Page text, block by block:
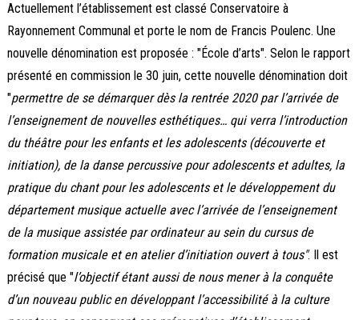
Actuellement l’établissement est classé Conservatoire à
Rayonnement Communal et porte le nom de Francis Poulenc. Une
nouvelle dénomination est proposée : "École d’arts". Selon le rapport
présenté en commission le 30 juin, cette nouvelle dénomination doit
"permettre de se démarquer dès la rentrée 2020 par l’arrivée de
l’enseignement de nouvelles esthétiques… qui verra l’introduction
du théâtre pour les enfants et les adolescents (découverte et
initiation), de la danse percussive pour adolescents et adultes, la
pratique du chant pour les adolescents et le développement du
département musique actuelle avec l’arrivée de l’enseignement
de la musique assistée par ordinateur au sein du cursus de
formation musicale et en atelier d’initiation ouvert à tous". Il est
précisé que "l’objectif étant aussi de nous mener à la conquête
d’un nouveau public en développant l’accessibilité à la culture